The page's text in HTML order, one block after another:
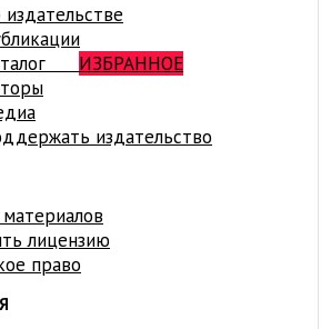
ИЗБРАННОЕ
издательство
лицензию
право